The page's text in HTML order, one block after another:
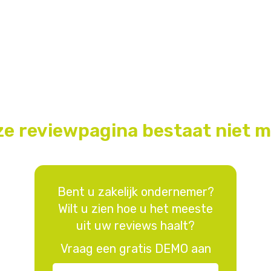
reviewpagina bestaat niet
Bent u zakelijk ondernemer?
Wilt u zien hoe u het meeste
uit uw reviews haalt?
Vraag een gratis DEMO aan